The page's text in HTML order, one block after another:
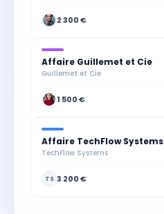
2 300 €
Affaire Guillemet et Cie
Guillemet et Cie
1 500 €
Affaire TechFlow Systems
TechFlow Systems
TS 3 200 €